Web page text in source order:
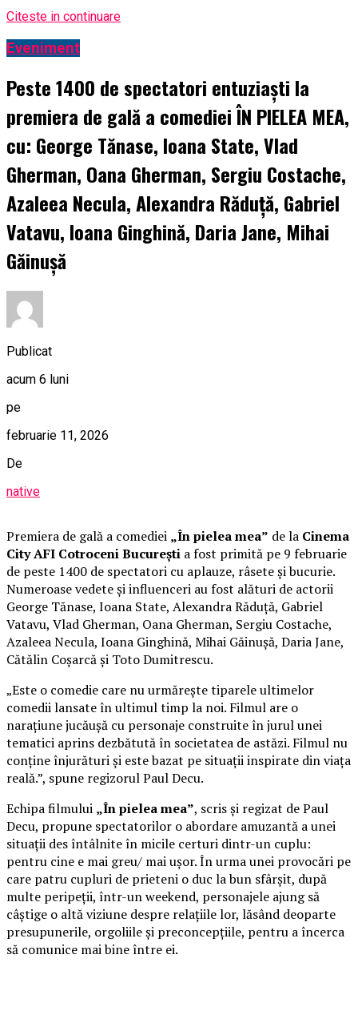
Citeste in continuare
Eveniment
Peste 1400 de spectatori entuziaști la
premiera de gală a comediei ÎN PIELEA MEA,
cu: George Tănase, Ioana State, Vlad
Gherman, Oana Gherman, Sergiu Costache,
Azaleea Necula, Alexandra Răduță, Gabriel
Vatavu, Ioana Ginghină, Daria Jane, Mihai
Găinușă
Publicat
acum 6 luni
pe
februarie 11, 2026
De
native
Premiera de gală a comediei „În pielea mea” de la Cinema
City AFI Cotroceni București a fost primită pe 9 februarie
de peste 1400 de spectatori cu aplauze, râsete și bucurie.
Numeroase vedete și influenceri au fost alături de actorii
George Tănase, Ioana State, Alexandra Răduță, Gabriel
Vatavu, Vlad Gherman, Oana Gherman, Sergiu Costache,
Azaleea Necula, Ioana Ginghină, Mihai Găinușă, Daria Jane,
Cătălin Coșarcă și Toto Dumitrescu.
„Este o comedie care nu urmărește tiparele ultimelor
comedii lansate în ultimul timp la noi. Filmul are o
narațiune jucăușă cu personaje construite în jurul unei
tematici aprins dezbătută în societatea de astăzi. Filmul nu
conține înjurături și este bazat pe situații inspirate din viața
reală.”, spune regizorul Paul Decu.
Echipa filmului „În pielea mea”, scris și regizat de Paul
Decu, propune spectatorilor o abordare amuzantă a unei
situații des întâlnite în micile certuri dintr-un cuplu:
pentru cine e mai greu/ mai ușor. În urma unei provocări pe
care patru cupluri de prieteni o duc la bun sfârșit, după
multe peripeții, într-un weekend, personajele ajung să
câștige o altă viziune despre relațiile lor, lăsând deoparte
presupunerile, orgoliile și preconcepțiile, pentru a încerca
să comunice mai bine între ei.